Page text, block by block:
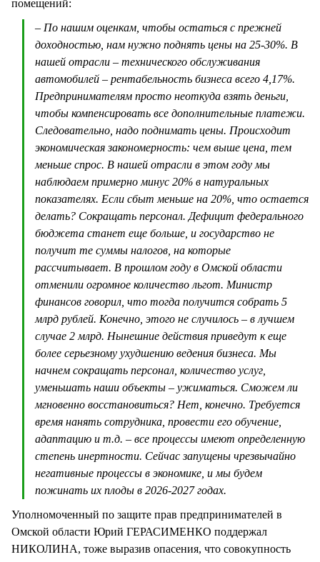
помещений:
– По нашим оценкам, чтобы остаться с прежней
доходностью, нам нужно поднять цены на 25-30%. В
нашей отрасли – технического обслуживания
автомобилей – рентабельность бизнеса всего 4,17%.
Предпринимателям просто неоткуда взять деньги,
чтобы компенсировать все дополнительные платежи.
Следовательно, надо поднимать цены. Происходит
экономическая закономерность: чем выше цена, тем
меньше спрос. В нашей отрасли в этом году мы
наблюдаем примерно минус 20% в натуральных
показателях. Если сбыт меньше на 20%, что остается
делать? Сокращать персонал. Дефицит федерального
бюджета станет еще больше, и государство не
получит те суммы налогов, на которые
рассчитывает. В прошлом году в Омской области
отменили огромное количество льгот. Министр
финансов говорил, что тогда получится собрать 5
млрд рублей. Конечно, этого не случилось – в лучшем
случае 2 млрд. Нынешние действия приведут к еще
более серьезному ухудшению ведения бизнеса. Мы
начнем сокращать персонал, количество услуг,
уменьшать наши объекты – ужиматься. Сможем ли
мгновенно восстановиться? Нет, конечно. Требуется
время нанять сотрудника, провести его обучение,
адаптацию и т.д. – все процессы имеют определенную
степень инертности. Сейчас запущены чрезвычайно
негативные процессы в экономике, и мы будем
пожинать их плоды в 2026-2027 годах.
Уполномоченный по защите прав предпринимателей в
Омской области Юрий ГЕРАСИМЕНКО поддержал
НИКОЛИНА, тоже выразив опасения, что совокупность